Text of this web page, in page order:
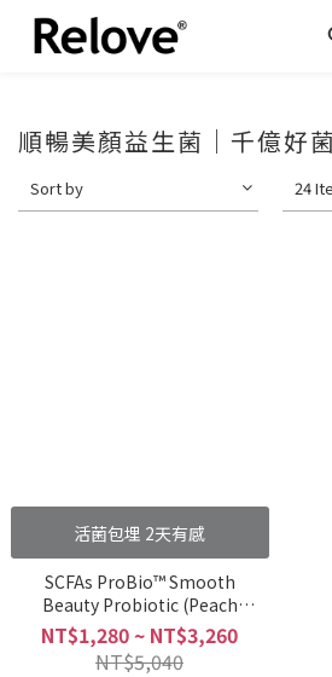
順暢美顏益生菌｜千億好
Sort by 24
活菌包埋 2天有感
SCFAs ProBio™ Smooth
Beauty Probiotic (Peach
Flavor)
NT$1,280 ~ NT$3,260
NT$5,040